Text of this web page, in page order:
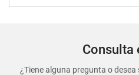
Consulta
¿Tiene alguna pregunta o